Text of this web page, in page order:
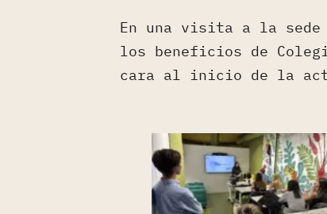
En una visita a la sede
los beneficios de
cara al inicio de la